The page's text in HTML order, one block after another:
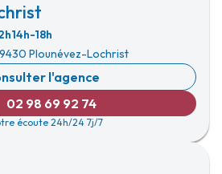
14h-18h
Plounévez-Lochrist
l'agence
02 98 69 92 74
écoute 24h/24 7j/7